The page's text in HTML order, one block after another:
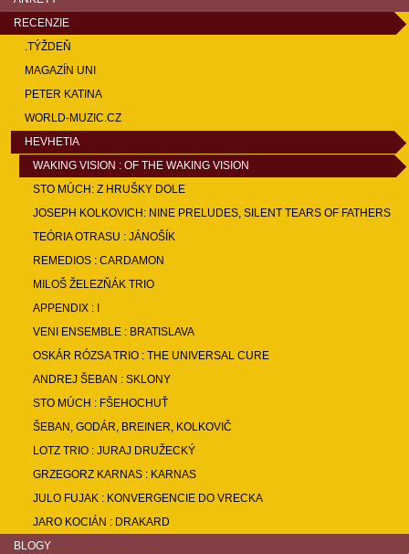
RECENZIE
.TÝŽDEŇ
MAGAZÍN UNI
PETER KATINA
WORLD-MUZIC.CZ
HEVHETIA
WAKING VISION : OF THE WAKING VISION
STO MÚCH: Z HRUŠKY DOLE
JOSEPH KOLKOVICH: NINE PRELUDES, SILENT TEARS OF FATHERS
TEÓRIA OTRASU : JÁNOŠÍK
REMEDIOS : CARDAMON
MILOŠ ŽELEZŇÁK TRIO
APPENDIX : I
VENI ENSEMBLE : BRATISLAVA
OSKÁR RÓZSA TRIO : THE UNIVERSAL CURE
ANDREJ ŠEBAN : SKLONY
STO MÚCH : FŠEHOCHUŤ
ŠEBAN, GODÁR, BREINER, KOLKOVIČ
LOTZ TRIO : JURAJ DRUŽECKÝ
GRZEGORZ KARNAS : KARNAS
JULO FUJAK : KONVERGENCIE DO VRECKA
JARO KOCIÁN : DRAKARD
BLOGY